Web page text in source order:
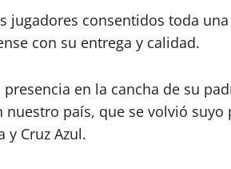
jugadores consentidos toda
con su entrega y calidad.
en la cancha de su
país, que se volvió suyo
y Cruz Azul.